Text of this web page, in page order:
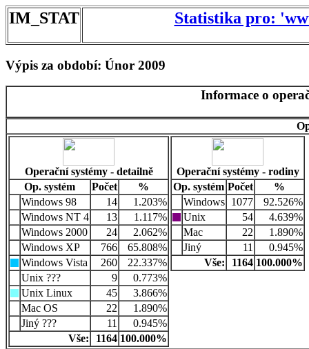
IM_STAT Statistika pro:
Výpis za období: Únor 2009
Informace o
Operační systémy - detailně
Op. systém
Počet
%
Windows 98
14
1.203%
Windows NT 4
13
1.117%
Windows 2000
24
2.062%
Windows XP
766
65.808%
Windows Vista
260
22.337%
Unix ???
9
0.773%
Unix Linux
45
3.866%
Mac OS
22
1.890%
Jiný ???
11
0.945%
Vše:
1164 100.000%
Operační systémy - rodiny
Op. systém Počet
%
Windows 1077
92.526%
Unix
54
4.639%
Mac
22
1.890%
Jiný
11
0.945%
Vše:
1164 100.000%